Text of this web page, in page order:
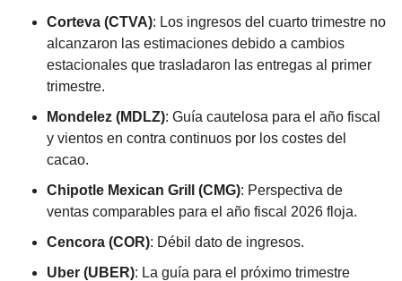
Corteva (CTVA): Los ingresos del cuarto trimestre no
alcanzaron las estimaciones debido a cambios
estacionales que trasladaron las entregas al primer
trimestre.
Mondelez (MDLZ): Guía cautelosa para el año fiscal
y vientos en contra continuos por los costes del
cacao.
Chipotle Mexican Grill (CMG): Perspectiva de
ventas comparables para el año fiscal 2026 floja.
Cencora (COR): Débil dato de ingresos.
Uber (UBER): La guía para el próximo trimestre